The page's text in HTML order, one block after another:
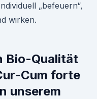
„befeuern“,
wirken.
Bio-Qualität
Cum forte
unserem